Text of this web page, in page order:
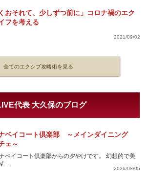
おそれて、少しずつ前に」コロナ禍のエク
フを考える
2021/09/02
全てのエクシブ攻略術を見る
代表 大久保のブログ
ベイコート倶楽部 ～メインダイニング
ェ～
ベイコート倶楽部からの夕やけです。 幻想的で美
…
2026/08/05